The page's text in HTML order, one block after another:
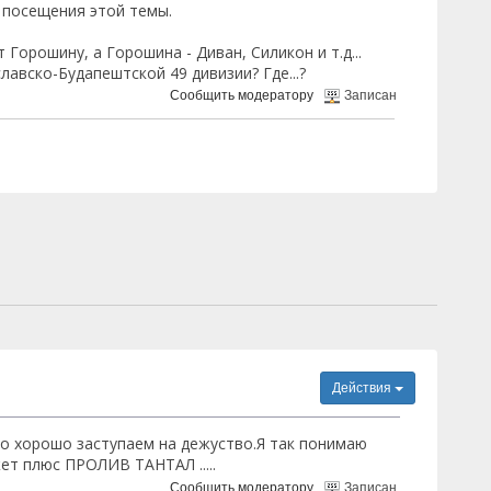
этой темы.
а Горошина - Диван, Силикон и т.д...
Будапештской 49 дивизии? Где...?
Сообщить модератору Записан
Действия
хорошо заступаем на дежуство.Я так понимаю
плюс ПРОЛИВ ТАНТАЛ .....
Сообщить модератору Записан